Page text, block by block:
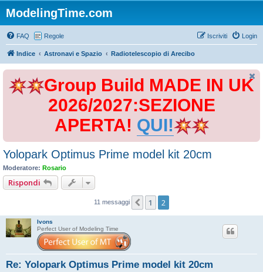
ModelingTime.com
FAQ Regole Login
Iscriviti
Indice Astronavi e Spazio Radiotelescopio di Arecibo
Group Build MADE IN UK
2026/2027:SEZIONE
APERTA! QUI!
Yolopark Optimus Prime model kit 20cm
Moderatore: Rosario
Rispondi
11 messaggi Precedente
1 2
Ivons
Perfect User of Modeling Time
Re: Yolopark Optimus Prime model kit 20cm